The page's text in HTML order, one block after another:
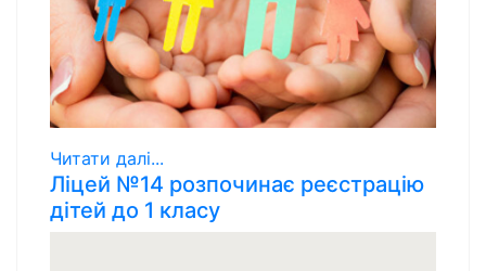
Читати далі...
Ліцей №14 розпочинає реєстрацію
дітей до 1 класу